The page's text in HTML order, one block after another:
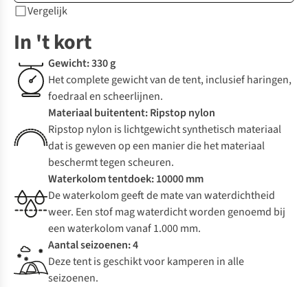
Vergelijk
In 't kort
Gewicht: 330 g
Het complete gewicht van de tent, inclusief haringen,
foedraal en scheerlijnen.
Materiaal buitentent: Ripstop nylon
Ripstop nylon is lichtgewicht synthetisch materiaal
dat is geweven op een manier die het materiaal
beschermt tegen scheuren.
Waterkolom tentdoek: 10000 mm
De waterkolom geeft de mate van waterdichtheid
weer. Een stof mag waterdicht worden genoemd bij
een waterkolom vanaf 1.000 mm.
Aantal seizoenen: 4
Deze tent is geschikt voor kamperen in alle
seizoenen.